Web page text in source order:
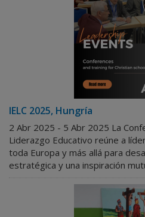
IELC 2025, Hungría
2 Abr 2025 - 5 Abr 2025 La
Liderazgo Educativo reúne a
toda Europa y más allá para
estratégica y una inspiración